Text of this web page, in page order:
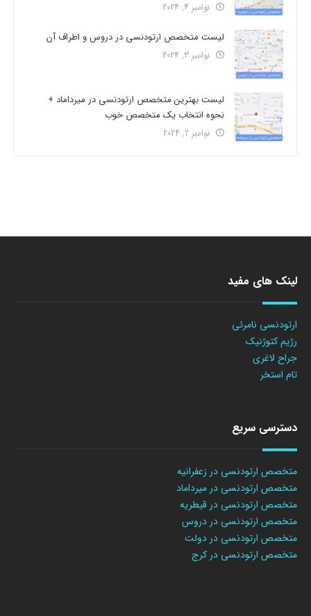
نوامبر 4, 2024
لیست متخصص ارتودنسی در دروس و اطراف آن
نوامبر 3, 2024
لیست بهترین متخصص ارتودنسی در میرداماد +
نحوه انتخاب یک متخصص خوب
نوامبر 2, 2024
لینک های مفید
ارتودنسی نامرئی
رژیم کتوژنیک
جراح لاغری
تام استخر
دسترسی سریع
متخصص ارتودنسی در زعفرانیه
متخصص ارتودنسی در میرداماد
متخصص ارتودنسی در قیطریه
متخصص ارتودنسی در دروس
متخصص ارتودنسی در دولت
متخصص ارتودنسی در کرج